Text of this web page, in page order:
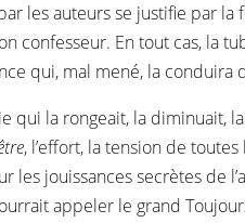
les auteurs se justifie par la
confesseur. En tout cas, la
qui, mal mené, la conduira
qui la rongeait, la diminuait,
, l’effort, la tension de
les jouissances secrètes de
appeler le grand